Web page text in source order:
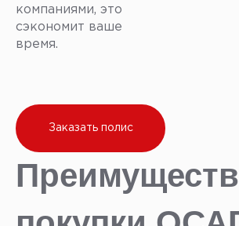
компаниями, это
сэкономит ваше
время.
Заказать полис